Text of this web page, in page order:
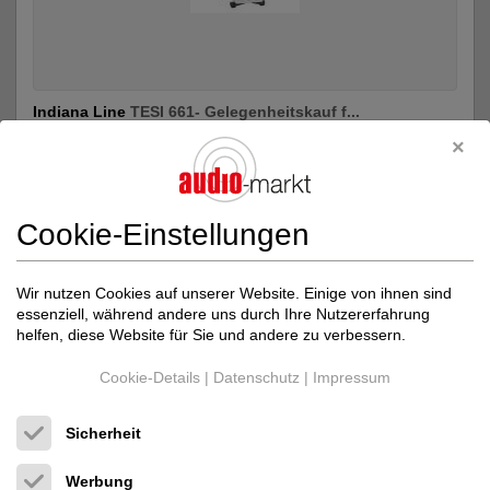
Indiana Line TESI 661- Gelegenheitskauf f...
Cookie-Einstellungen
Wir nutzen Cookies auf unserer Website. Einige von ihnen sind
essenziell, während andere uns durch Ihre Nutzererfahrung
helfen, diese Website für Sie und andere zu verbessern.
Cookie-Details | Datenschutz | Impressum
Sicherheit
Werbung